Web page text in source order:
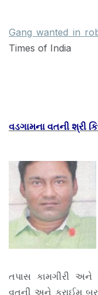
Gang wanted in
Times of India
વડગામના વતની શ્રી
તપાસ કામગીરી અને
વતની અને ક્રાઈમ